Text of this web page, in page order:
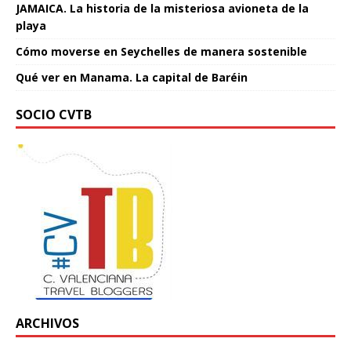
JAMAICA. La historia de la misteriosa avioneta de la
playa
Cómo moverse en Seychelles de manera sostenible
Qué ver en Manama. La capital de Baréin
SOCIO CVTB
ARCHIVOS